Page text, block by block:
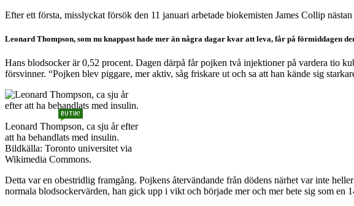
Efter ett första, misslyckat försök den 11 januari arbetade biokemisten James Collip
Leonard Thompson, som nu knappast hade mer än några dagar kvar att leva, får på förmiddagen
Hans blodsocker är 0,52 procent. Dagen därpå får pojken två injektioner på vardera tio
försvinner. “Pojken blev piggare, mer aktiv, såg friskare ut och sa att han kände sig
Leonard Thompson, ca sju år efter
att ha behandlats med insulin.
Bildkälla: Toronto universitet via
Wikimedia Commons.
Detta var en obestridlig framgång. Pojkens återvändande från dödens närhet var inte
normala blodsockervärden, han gick upp i vikt och började mer och mer bete sig som en
BUTIK!